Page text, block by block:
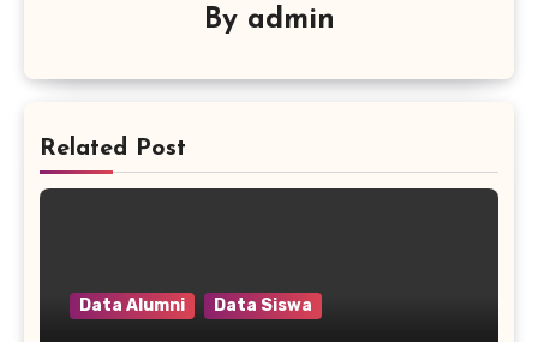
By admin
Related Post
Data Alumni Data Siswa